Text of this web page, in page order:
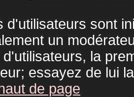
d'utilisateurs sont
un
la
essayez de lui
de page